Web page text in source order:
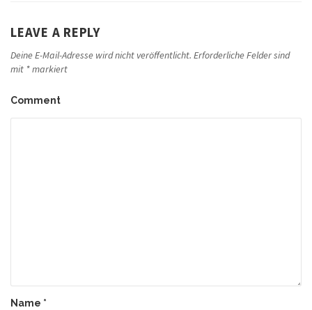
LEAVE A REPLY
Deine E-Mail-Adresse wird nicht veröffentlicht. Erforderliche Felder sind
mit *markiert
Comment
Name *